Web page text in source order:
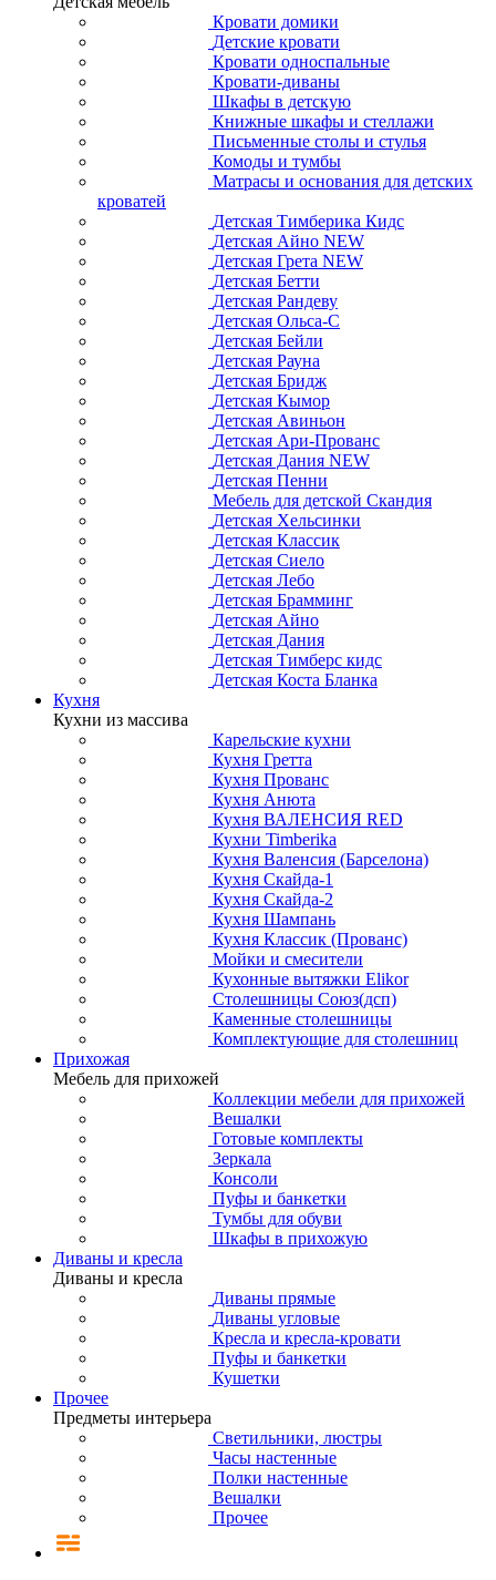
Кровати домики
Детские кровати
Кровати односпальные
Кровати-диваны
Шкафы в детскую
Книжные шкафы и стеллажи
Письменные столы и стулья
Комоды и тумбы
Матрасы и основания для детских
кроватей
Детская Тимберика Кидс
Детская Айно NEW
Детская Грета NEW
Детская Бетти
Детская Рандеву
Детская Ольса-С
Детская Бейли
Детская Рауна
Детская Бридж
Детская Кымор
Детская Авиньон
Детская Ари-Прованс
Детская Дания NEW
Детская Пенни
Мебель для детской Скандия
Детская Хельсинки
Детская Классик
Детская Сиело
Детская Лебо
Детская Брамминг
Детская Айно
Детская Дания
Детская Тимберс кидс
Детская Коста Бланка
Кухня
Кухни из массива
Карельские кухни
Кухня Гретта
Кухня Прованс
Кухня Анюта
Кухня ВАЛЕНСИЯ RED
Кухни Timberika
Кухня Валенсия (Барселона)
Кухня Скайда-1
Кухня Скайда-2
Кухня Шампань
Кухня Классик (Прованс)
Мойки и смесители
Кухонные вытяжки Elikor
Столешницы Союз(дсп)
Каменные столешницы
Комплектующие для столешниц
Прихожая
Мебель для прихожей
Коллекции мебели для прихожей
Вешалки
Готовые комплекты
Зеркала
Консоли
Пуфы и банкетки
Тумбы для обуви
Шкафы в прихожую
Диваны и кресла
Диваны и кресла
Диваны прямые
Диваны угловые
Кресла и кресла-кровати
Пуфы и банкетки
Кушетки
Прочее
Предметы интерьера
Светильники, люстры
Часы настенные
Полки настенные
Вешалки
Прочее